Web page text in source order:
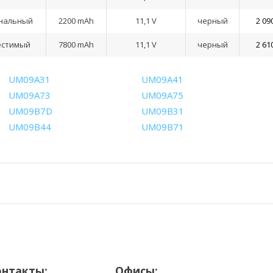
2200 mAh 11,1 V черный 2
7800 mAh 11,1 V черный 2
UM09A31
UM09A41
UM09A73
UM09A75
UM09B7D
UM09B31
UM09B44
UM09B71